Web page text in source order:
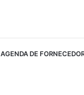
AGENDA DE